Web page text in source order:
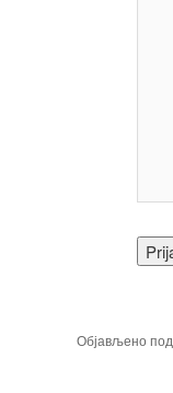
Објављено под